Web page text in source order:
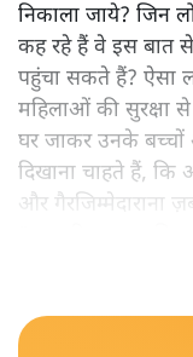
निकाला जाये? जिन
कह रहे हैं वे इस बात
पहुंचा सकते हैं? ऐसा
महिलाओं की सुरक्षा
घर जाकर उनके
दिखाना चाहते हैं, कि
और गैरजिम्मेदाराना